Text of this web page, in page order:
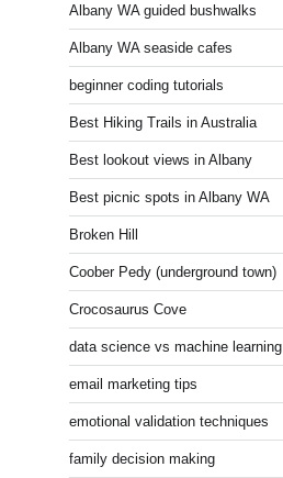
Albany WA guided bushwalks
Albany WA seaside cafes
beginner coding tutorials
Best Hiking Trails in Australia
Best lookout views in Albany
Best picnic spots in Albany WA
Broken Hill
Coober Pedy (underground town)
Crocosaurus Cove
data science vs machine learning
email marketing tips
emotional validation techniques
family decision making